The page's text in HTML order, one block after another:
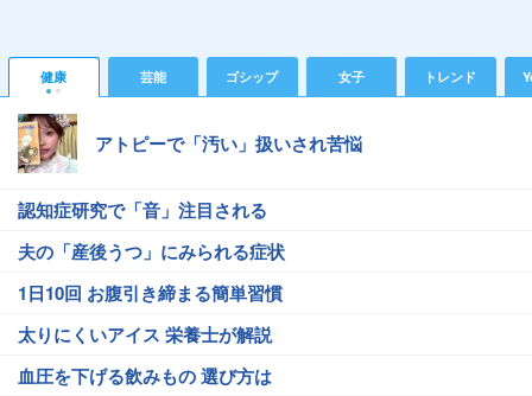
健康 芸能 ゴシップ 女子 トレンド
アトピーで「汚い」扱いされ苦悩
認知症研究で「音」注目される
夫の「産後うつ」にみられる症状
1日10回 お腹引き締まる簡単習慣
太りにくいアイス 栄養士が解説
血圧を下げる飲みもの 選び方は